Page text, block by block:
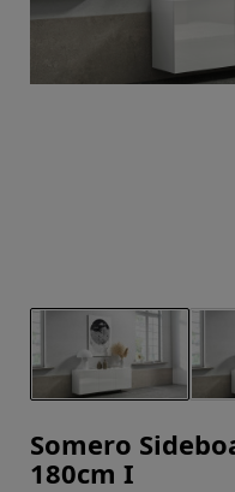
Somero
180cm I